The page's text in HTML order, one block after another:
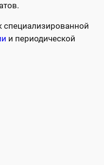
специализированной
и периодической